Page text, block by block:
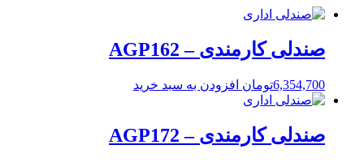
صندلی کارمندی – AGP162
6,354,700تومان افزودن به سبد خرید
صندلی کارمندی – AGP172